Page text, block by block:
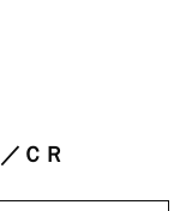
ＣＲ